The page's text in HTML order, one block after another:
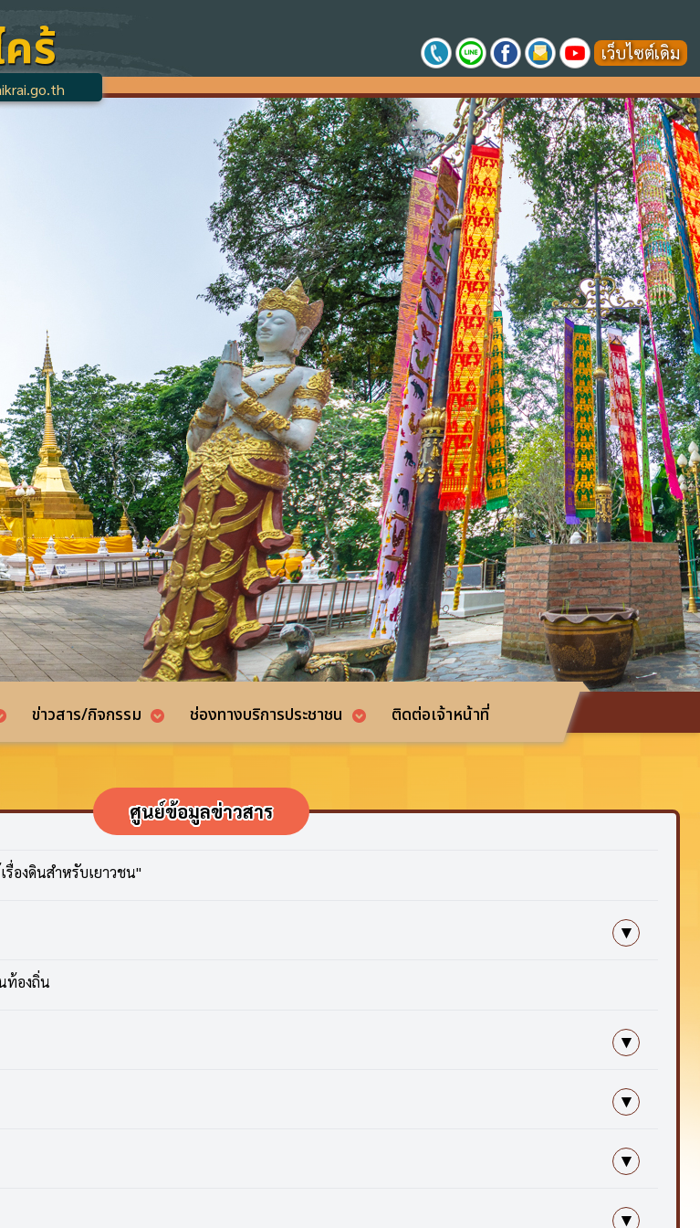
ร้ เว็บไซต์เดิม
ข่าวสาร/กิจกรรม ช่องทางบริการประชาชน ติดต่อเจ้าหน้าที่
ศูนย์ข้อมูลข่าวสาร
รื่องดินสำหรับเยาวชน"
ยไคร้ เรื่อง จัดตั้งศูนย์ข้อมูลข่าวสารของทางราชการ
ท้องถิ่น
ำปี 2566
องค์การบริหารส่วนตำบลห้วยไคร้ สมัยสามัญ สมัยที่ 1 ครั้งที่ 1 ประจำปี พ.ศ.2566 วันที่ 7 กุมภาพันธ์ 2566